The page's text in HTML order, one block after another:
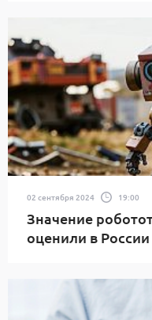
02 сентября 2024 19:00
Значение
оценили в России